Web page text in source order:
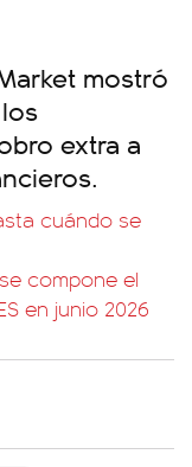
mostró
extra a
cuándo se
compone el
en junio 2026